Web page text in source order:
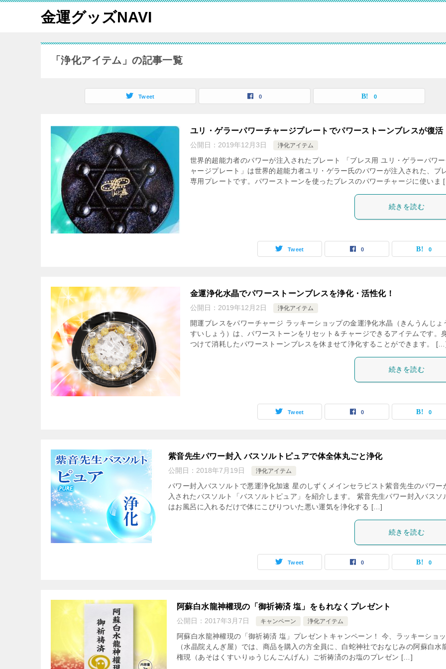
金運グッズNAVI
「浄化アイテム」の記事一覧
Tweet 0 0
ユリ・ゲラーパワーチャージプレートでパワーストーンブレスが復活
公開日： 2019年12月3日 浄化アイテム
世界的超能力者のパワーが注入されたプレート 「ブレス用 ユリ・ゲラーパワ
ャージプレート」は世界的超能力者ユリ・ゲラー氏のパワーが注入された、ブ
専用プレートです。パワーストーンを使ったブレスのパワーチャージに使いま
続きを読む
Tweet 0 0
金運浄化水晶でパワーストーンブレスを浄化・活性化！
公開日： 2019年12月2日 浄化アイテム
開運ブレスをパワーチャージ ラッキーショップの金運浄化水晶（きんうんじょ
すいしょう）は、パワーストーンをリセット＆チャージできるアイテムです。
つけて消耗したパワーストーンブレスを休ませて浄化することができます。
続きを読む
Tweet 0 0
紫音先生パワー封入 バスソルトピュアで体全体丸ごと浄化
公開日： 2018年7月19日 浄化アイテム
パワー封入バスソルトで悪運浄化加速 星のしずくメインセラピスト紫音先生のパワー
入されたバスソルト「バスソルトピュア」を紹介します。 紫音先生パワー封入バスソ
はお風呂に入れるだけで体にこびりついた悪い運気を浄化する […]
続きを読む
Tweet 0 0
阿蘇白水龍神權現の「御祈祷済 塩」をもれなくプレゼント
公開日： 2017年3月7日 キャンペーン 浄化アイテム
阿蘇白水龍神權現の「御祈祷済 塩」プレゼントキャンペーン！ 今、ラッキーショ
（水晶院えんぎ屋）では、商品を購入の方全員に、白蛇神社でおなじみの阿蘇白水
権現（あそはくすいりゅうじんごんげん）ご祈祷済のお塩のプレゼン […]